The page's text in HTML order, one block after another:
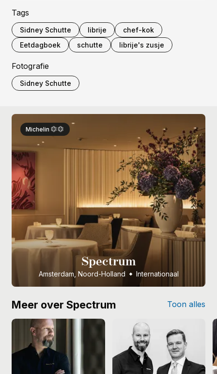
Tags
Sidney Schutte librije
chef-kok
Eetdagboek
schutte librije's zusje
Fotografie
Sidney Schutte
Michelin
Spectrum
Amsterdam, Noord-Holland Internationaal
Meer over Spectrum Toon alles